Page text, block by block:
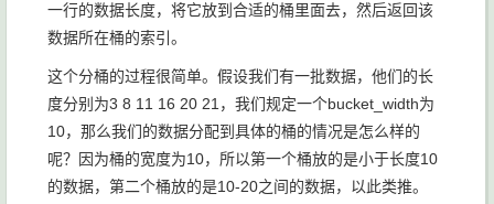
一行的数据长度，将它放到合适的桶里面去，然后返回该
数据所在桶的索引。
这个分桶的过程很简单。假设我们有一批数据，他们的长
度分别为3 8 11 16 20 21 ，我们规定一个bucket_width为
10，那么我们的数据分配到具体的桶的情况是怎么样的
呢？因为桶的宽度为10，所以第一个桶放的是小于长度10
的数据，第二个桶放的是10-20之间的数据，以此类推。